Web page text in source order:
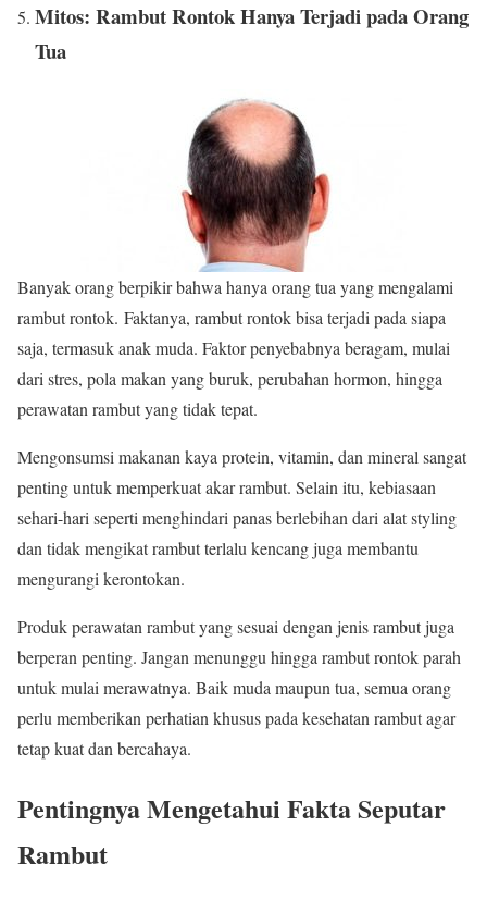
Mitos: Rambut Rontok Hanya Terjadi pada Orang
Tua
Banyak orang berpikir bahwa hanya orang tua yang mengalami
rambut rontok. Faktanya, rambut rontok bisa terjadi pada siapa
saja, termasuk anak muda. Faktor penyebabnya beragam, mulai
dari stres, pola makan yang buruk, perubahan hormon, hingga
perawatan rambut yang tidak tepat.
Mengonsumsi makanan kaya protein, vitamin, dan mineral sangat
penting untuk memperkuat akar rambut. Selain itu, kebiasaan
sehari-hari seperti menghindari panas berlebihan dari alat styling
dan tidak mengikat rambut terlalu kencang juga membantu
mengurangi kerontokan.
Produk perawatan rambut yang sesuai dengan jenis rambut juga
berperan penting. Jangan menunggu hingga rambut rontok parah
untuk mulai merawatnya. Baik muda maupun tua, semua orang
perlu memberikan perhatian khusus pada kesehatan rambut agar
tetap kuat dan bercahaya.
Pentingnya Mengetahui Fakta Seputar
Rambut